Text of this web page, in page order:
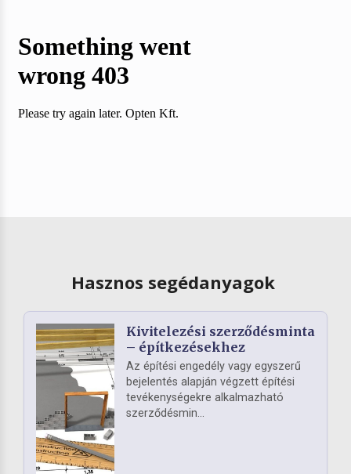
Hasznos segédanyagok
Kivitelezési szerződésminta
– építkezésekhez
Az építési engedély vagy egyszerű
bejelentés alapján végzett építési
tevékenységekre alkalmazható
szerződésmin...